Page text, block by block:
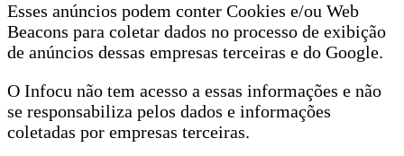
Esses anúncios podem conter Cookies e/ou Web
Beacons para coletar dados no processo de exibição
de anúncios dessas empresas terceiras e do Google.
O Infocu não tem acesso a essas informações e não
se responsabiliza pelos dados e informações
coletadas por empresas terceiras.